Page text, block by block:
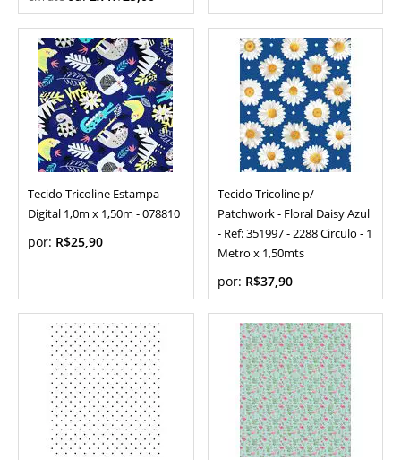
Tecido Tricoline Estampa
Digital 1,0m x 1,50m - 078810
por: R$25,90
Tecido Tricoline p/
Patchwork - Floral Daisy Azul
- Ref: 351997 - 2288 Circulo - 1
Metro x 1,50mts
por: R$37,90